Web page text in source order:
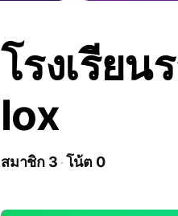
โรงเรียน
lox
สมาชิก 3 โน้ต 0